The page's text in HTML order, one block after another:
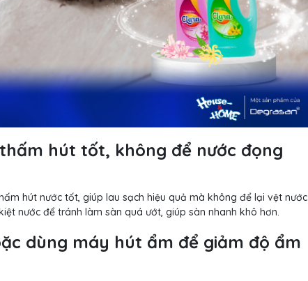
hút tốt, không để nước đọng
hút nước tốt, giúp lau sạch hiệu quả mà không để lại vệt nước
nước để tránh làm sàn quá ướt, giúp sàn nhanh khô hơn.
dùng máy hút ẩm để giảm độ ẩm